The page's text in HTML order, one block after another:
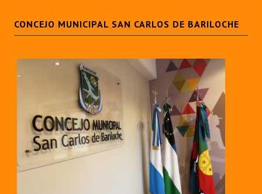
CONCEJO MUNICIPAL SAN CARLOS DE BARILOCHE